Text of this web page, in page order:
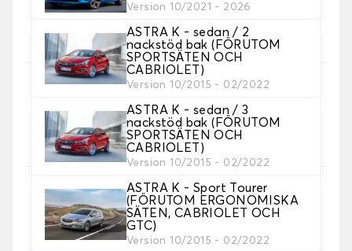
Version 10/2021 - 2026
ASTRA K - sedan / 2
nackstöd bak (FÖRUTOM
SPORTSÄTEN OCH
CABRIOLET)
Version 10/2015 - 02/2022
ASTRA K - sedan / 3
nackstöd bak (FÖRUTOM
SPORTSÄTEN OCH
CABRIOLET)
Version 10/2015 - 02/2022
ASTRA K - Sport Tourer
(FÖRUTOM ERGONOMISKA
SÄTEN, CABRIOLET OCH
GTC)
Version 10/2015 - 02/2022
3. Material
Välj material för dina omslag.
4. Färg
Välj färg på dina sätesöverdrag.
5. Broderi
Lägg till din egen personliga prägel med en text
och/eller ikon